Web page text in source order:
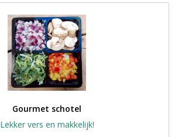
Gourmet schotel
Lekker vers en makkelijk!